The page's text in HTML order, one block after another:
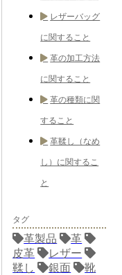
レザーバッグ
に関すること
革の加工方法
に関すること
革の種類に関
すること
革鞣し（なめ
し）に関するこ
と
タグ
革製品
革
皮革
レザー
鞣し
銀面
靴